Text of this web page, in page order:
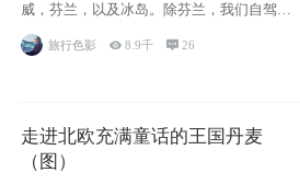
威，芬兰，以及冰岛。除芬兰，我们自驾游
旅行色影 8.9千 26
走进北欧充满童话的王国丹麦
（图）